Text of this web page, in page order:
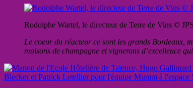
Rodolphe Wartel, le directeur de Terre de Vins © JPS
Le coeur du réacteur ce sont les grands Bordeaux,
maisons de champagne et vignerons d’excellence